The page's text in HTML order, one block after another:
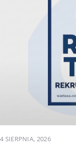
4 SIERPNIA, 2026